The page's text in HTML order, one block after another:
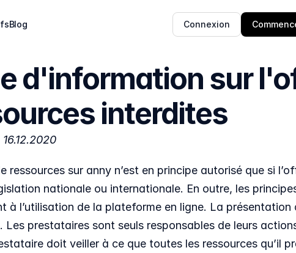
Blog Connexion
d'information sur
interdites
ressources sur anny n’est en principe autorisé que si
nationale ou internationale. En outre, les
à l’utilisation de la plateforme en ligne. La
Les prestataires sont seuls responsables de leurs
doit veiller à ce que toutes les ressources qu’il